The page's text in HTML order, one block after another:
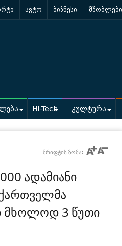
ავტო ბიზნესი მშობლები
HI-Tech კულტურა
შრიფტის ზომა:
ადამიანი
მხოლოდ 3 წუთი